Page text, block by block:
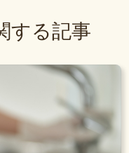
する記事